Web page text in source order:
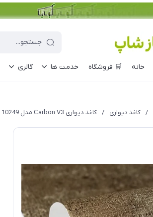
خانه 🛒 فروشگاه خدمت ها گالری
/ کاغذ دیواری / کاغذ دیواری Carbon V3 مدل 10249